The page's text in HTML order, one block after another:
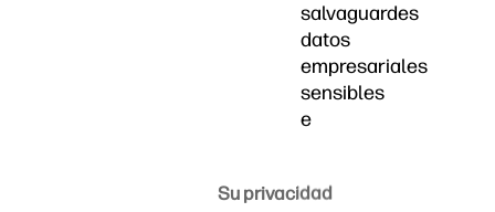
salvaguardes
datos
empresariales
sensibles
e
clientes,
Su privacidad